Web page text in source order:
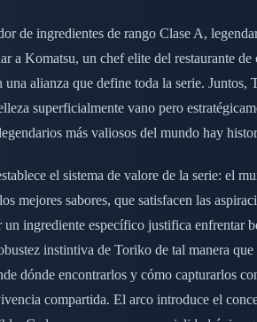
de ingredientes de rango Clase A,
a Komatsu, un chef elite del restaurante
una alianza que define toda la serie.
superficialmente vano pero
más valiosos del mundo hay
el sistema de valore de la serie: el
mejores sabores, que satisfacen las
un ingrediente específico justifica enfrentar
instintiva de Toriko de tal manera
dónde encontrarlos y cómo capturarlos
compartida. El arco introduce el